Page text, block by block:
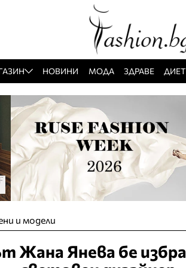
НОВИНИ МОДА ЗДРАВЕ
и модели
Жана Янева бе